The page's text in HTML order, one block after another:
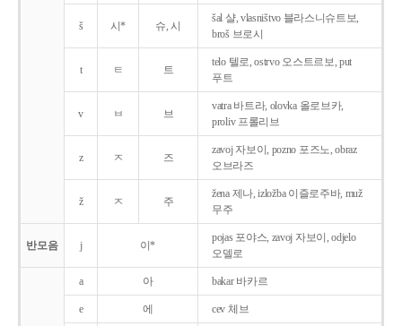
š 시* 슈, 시
šal 샬, vlasništvo 블라스니슈트보,
broš 브로시
t ㅌ 트
telo 텔로, ostrvo 오스트르보, put
푸트
v ㅂ 브
vatra 바트라, olovka 올로브카,
proliv 프롤리브
z ㅈ 즈
zavoj 자보이, pozno 포즈노, obraz
오브라즈
ž ㅈ 주
žena 제나, izložba 이즐로주바, muž
무주
반모음 j 이*
pojas 포야스, zavoj 자보이, odjelo
오델로
a 아 bakar 바카르
e 에 cev 체브